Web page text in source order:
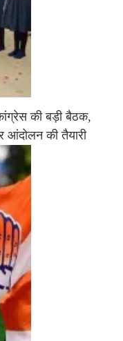
की बड़ी बैठक,
की तैयारी